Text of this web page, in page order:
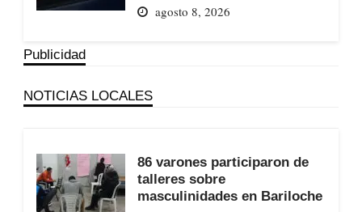
agosto 8, 2026
Publicidad
NOTICIAS LOCALES
86 varones participaron de
talleres sobre
masculinidades en Bariloche